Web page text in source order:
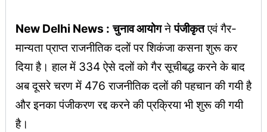
New Delhi News : चुनाव आयोगनेपंजीकृतएवं गैर-
मान्यता प्राप्त राजनीतिक दलों पर शिकंजा कसना शुरू कर
दिया है। हाल में 334 ऐसे दलों को गैर सूचीबद्ध करने के बाद
अब दूसरे चरण में 476 राजनीतिक दलों की पहचान की गयी है
और इनका पंजीकरण रद्द करने की प्रक्रिया भी शुरू की गयी
है।